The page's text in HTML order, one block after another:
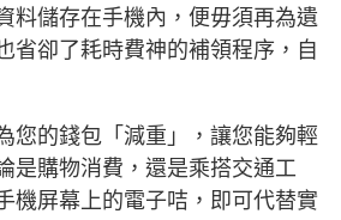
料儲存在手機內，便毋須再為遺
省卻了耗時費神的補領程序，自
您的錢包「減重」，讓您能夠輕
是購物消費，還是乘搭交通工
機屏幕上的電子咭，即可代替實